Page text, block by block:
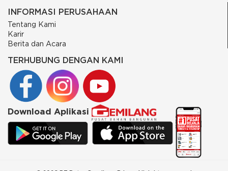
INFORMASI PERUSAHAAN
Tentang Kami
Karir
Berita dan Acara
TERHUBUNG DENGAN KAMI
Download Aplikasi